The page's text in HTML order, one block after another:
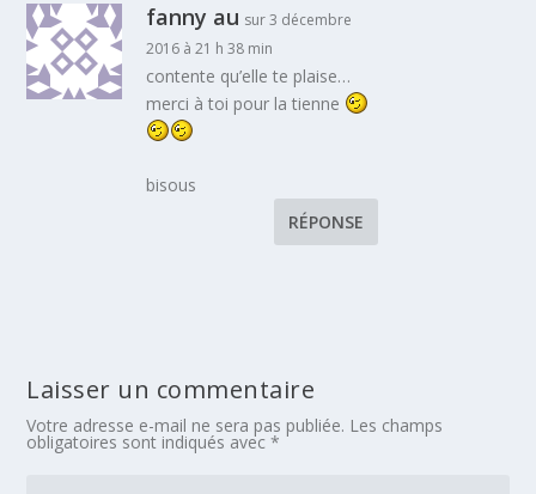
fanny au sur 3 décembre
2016 à 21 h 38 min
contente qu’elle te plaise…
merci à toi pour la tienne
bisous
RÉPONSE
Laisser un commentaire
Votre adresse e-mail ne sera pas publiée. Les champs
obligatoires sont indiqués avec*